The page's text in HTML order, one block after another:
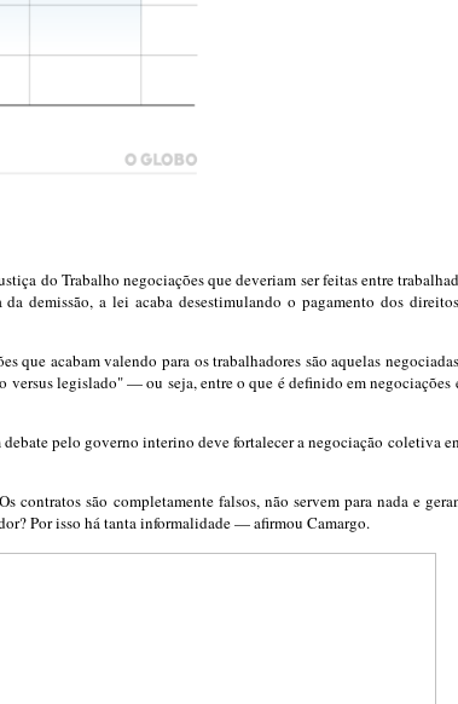
do Trabalho negociações que deveriam ser feitas entre
demissão, a lei acaba desestimulando o pagamento dos
que acabam valendo para os trabalhadores são aquelas
legislado" — ou seja, entre o que é definido em
pelo governo interino deve fortalecer a negociação coletiva
são completamente falsos, não servem para nada e
Por isso há tanta informalidade — afirmou Camargo.